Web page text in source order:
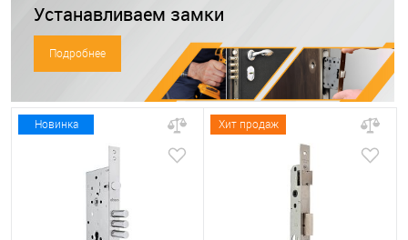
Устанавливаем замки
Подробнее
Новинка Хит продаж